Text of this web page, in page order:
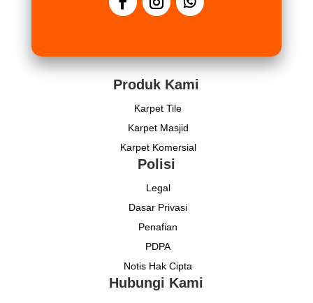
Produk Kami
Karpet Tile
Karpet Masjid
Karpet Komersial
Polisi
Legal
Dasar Privasi
Penafian
PDPA
Notis Hak Cipta
Hubungi Kami